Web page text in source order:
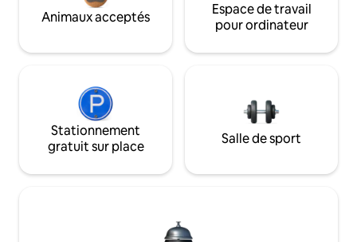
Animaux acceptés
Espace de travail
pour ordinateur
Stationnement
gratuit sur place
Salle de sport